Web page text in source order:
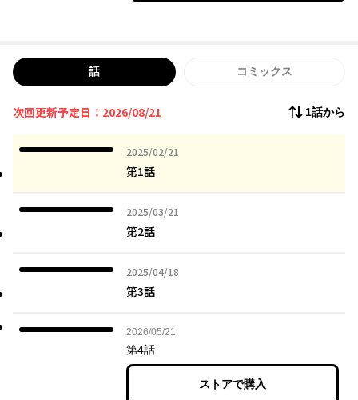
話 コミックス
次回更新予定日：2026/08/21 1話から
2025/02/21
2025年02月21日
第1話
2025/03/21
2025年03月21日
第2話
2025/04/18
2025年04月18日
第3話
2026/05/21
2026年05月21日
第4話
ストアで購入